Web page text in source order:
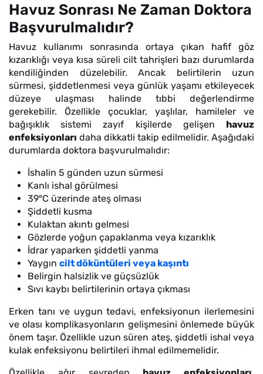
Havuz Sonrası Ne Zaman Doktora
Başvurulmalıdır?
Havuz kullanımı sonrasında ortaya çıkan hafif göz
kızarıklığı veya kısa süreli cilt tahrişleri bazı durumlarda
kendiliğinden düzelebilir. Ancak belirtilerin uzun
sürmesi, şiddetlenmesi veya günlük yaşamı etkileyecek
düzeye ulaşması halinde tıbbi değerlendirme
gerekebilir. Özellikle çocuklar, yaşlılar, hamileler ve
bağışıklık sistemi zayıf kişilerde gelişen havuz
enfeksiyonları daha dikkatli takip edilmelidir. Aşağıdaki
durumlarda doktora başvurulmalıdır:
İshalin 5 günden uzun sürmesi
Kanlı ishal görülmesi
39°C üzerinde ateş olması
Şiddetli kusma
Kulaktan akıntı gelmesi
Gözlerde yoğun çapaklanma veya kızarıklık
İdrar yaparken şiddetli yanma
Yaygın cilt döküntüleri veya kaşıntı
Belirgin halsizlik ve güçsüzlük
Sıvı kaybı belirtilerinin ortaya çıkması
Erken tanı ve uygun tedavi, enfeksiyonun ilerlemesini
ve olası komplikasyonların gelişmesini önlemede büyük
önem taşır. Özellikle uzun süren ateş, şiddetli ishal veya
kulak enfeksiyonu belirtileri ihmal edilmemelidir.